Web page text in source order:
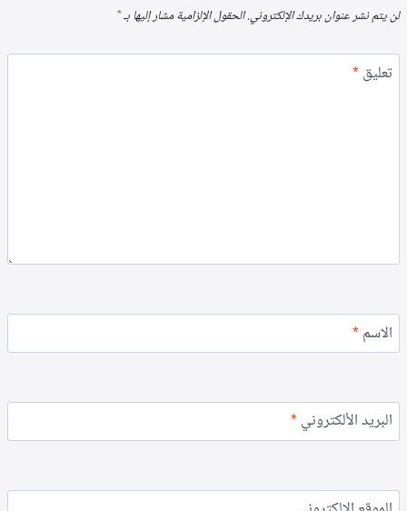
لن يتم نشر عنوان بريدك الإلكتروني.الحقول الإلزامية مشار إليها بـ*
تعليق*
الاسم*
البريد الألكتروني*